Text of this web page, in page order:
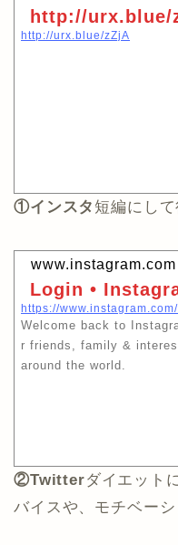
http://urx.blue/
http://urx.blue/zZjA
①インスタ短編にし
www.instagram.com
Login •
https://
Welcome back to
r friends, family &
around the world.
②Twitterダイエット
バイスや、モチベー